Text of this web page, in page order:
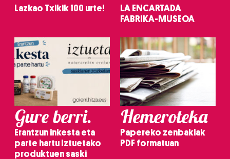
Lazkao Txikik 100 urte!
LA ENCARTADA
FABRIKA-MUSEOA
Gure berri.
Erantzun inkesta eta
parte hartu Iztuetako
produktuen saski
Hemeroteka
Papereko zenbakiak
PDF formatuan